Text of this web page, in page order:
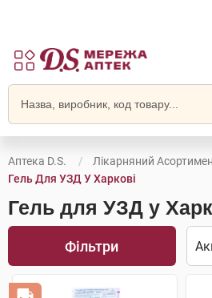
Аптека D.S. Лікарняний
Гель Для УЗД У Харкові
Гель для УЗД у
Фільтри